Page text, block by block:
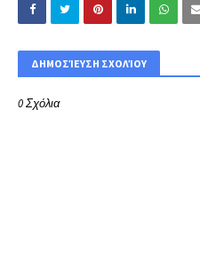
ΔΗΜΟΣΊΕΥΣΗ ΣΧΟΛΊΟΥ
0 Σχόλια